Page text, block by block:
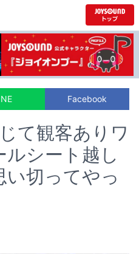
Facebook
て観客ありワ
ルシート越し
い切ってやっ